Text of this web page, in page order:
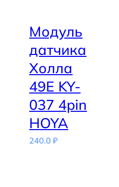
Модуль
датчика
Холла
49E KY-
037 4pin
HOYA
240.0₽